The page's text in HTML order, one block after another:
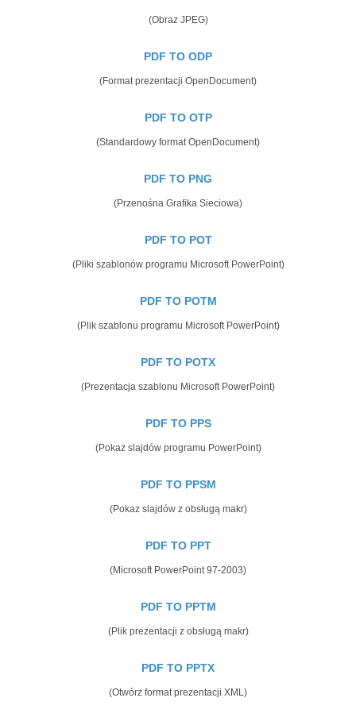
(Obraz JPEG)
PDF TO ODP
(Format prezentacji OpenDocument)
PDF TO OTP
(Standardowy format OpenDocument)
PDF TO PNG
(Przenośna Grafika Sieciowa)
PDF TO POT
(Pliki szablonów programu Microsoft PowerPoint)
PDF TO POTM
(Plik szablonu programu Microsoft PowerPoint)
PDF TO POTX
(Prezentacja szablonu Microsoft PowerPoint)
PDF TO PPS
(Pokaz slajdów programu PowerPoint)
PDF TO PPSM
(Pokaz slajdów z obsługą makr)
PDF TO PPT
(Microsoft PowerPoint 97-2003)
PDF TO PPTM
(Plik prezentacji z obsługą makr)
PDF TO PPTX
(Otwórz format prezentacji XML)